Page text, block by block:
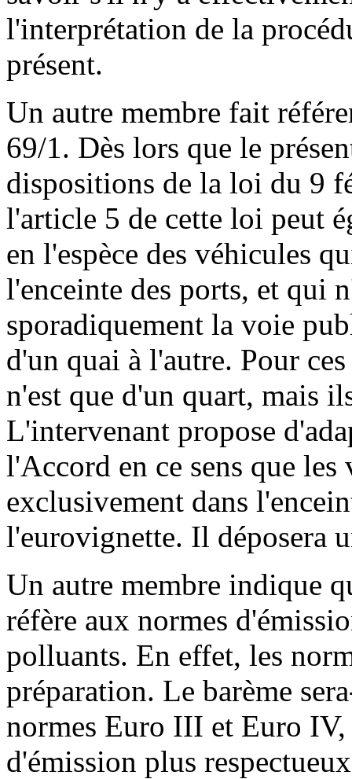
l'interprétation de la
présent.
Un autre membre fait
69/1. Dès lors que le
dispositions de la loi du 9
l'article 5 de cette loi peut
en l'espèce des véhicules
l'enceinte des ports, et qui
sporadiquement la voie
d'un quai à l'autre. Pour
n'est que d'un quart, mais
L'intervenant propose
l'Accord en ce sens que
exclusivement dans
l'eurovignette. Il déposera
Un autre membre indique
réfère aux normes
polluants. En effet, les
préparation. Le barème
normes Euro III et Euro
d'émission plus